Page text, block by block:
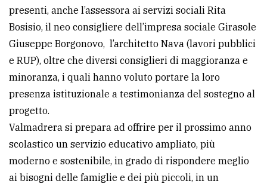
presenti, anche l’assessora ai servizi sociali Rita
Bosisio, il neo consigliere dell’impresa sociale Girasole
Giuseppe Borgonovo, l’architetto Nava (lavori pubblici
e RUP), oltre che diversi consiglieri di maggioranza e
minoranza, i quali hanno voluto portare la loro
presenza istituzionale a testimonianza del sostegno al
progetto.
Valmadrera si prepara ad offrire per il prossimo anno
scolastico un servizio educativo ampliato, più
moderno e sostenibile, in grado di rispondere meglio
ai bisogni delle famiglie e dei più piccoli, in un